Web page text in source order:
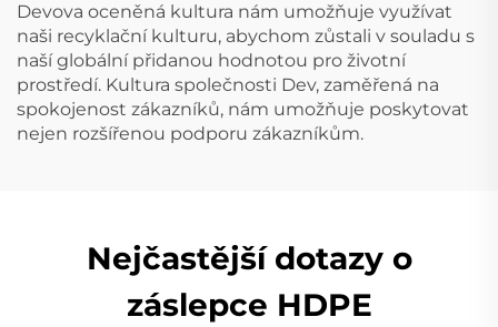
Devova oceněná kultura nám umožňuje využívat
naši recyklační kulturu, abychom zůstali v souladu s
naší globální přidanou hodnotou pro životní
prostředí. Kultura společnosti Dev, zaměřená na
spokojenost zákazníků, nám umožňuje poskytovat
nejen rozšířenou podporu zákazníkům.
Nejčastější dotazy o
záslepce HDPE